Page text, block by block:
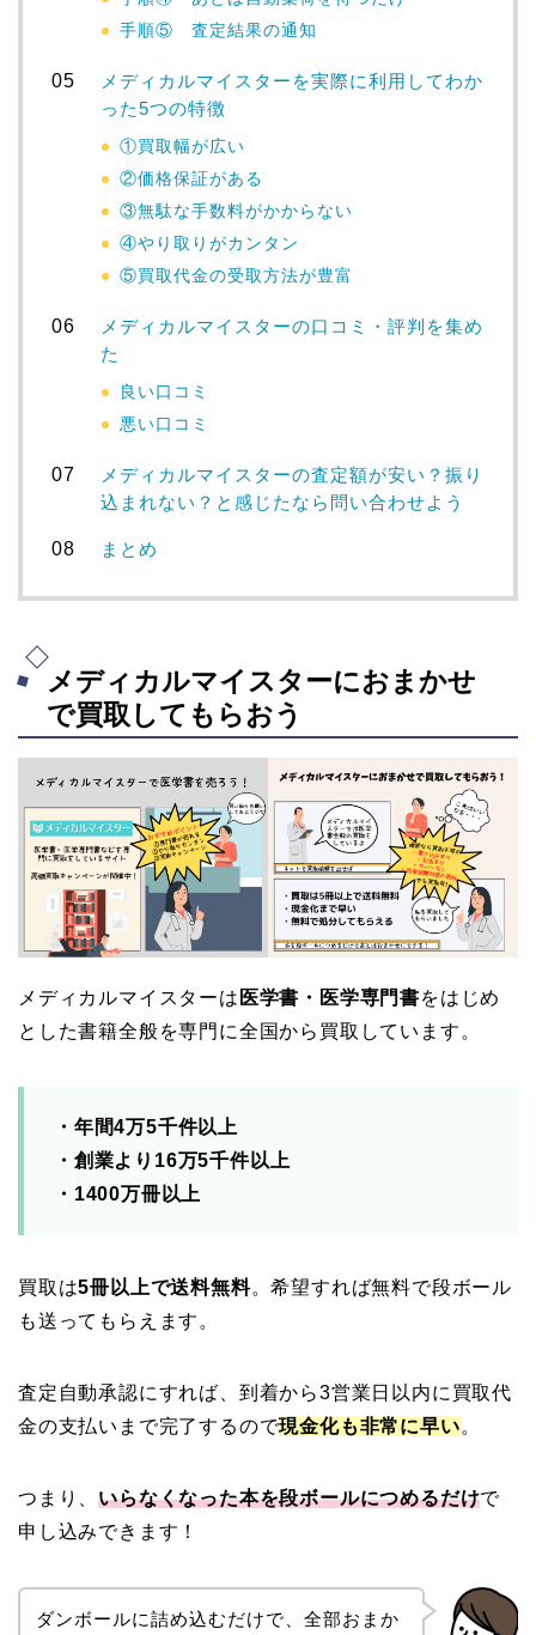
手順⑤ 査定結果の通知
メディカルマイスターを実際に利用してわか
った5つの特徴
①買取幅が広い
②価格保証がある
③無駄な手数料がかからない
④やり取りがカンタン
⑤買取代金の受取方法が豊富
メディカルマイスターの口コミ・評判を集め
た
良い口コミ
悪い口コミ
メディカルマイスターの査定額が安い？振り
込まれない？と感じたなら問い合わせよう
まとめ
メディカルマイスターにおまかせ
で買取してもらおう
メディカルマイスターは 医学書・医学専門書をはじめ
とした書籍全般を専門に全国から買取しています。
・年間4万5千件以上
・創業より16万5千件以上
・1400万冊以上
買取は5冊以上で送料無料。希望すれば無料で段ボール
も送ってもらえます。
査定自動承認にすれば、到着から3営業日以内に買取代
金の支払いまで完了するので現金化も非常に早い。
つまり、いらなくなった本を段ボールにつめるだけで
申し込みできます！
ダンボールに詰め込むだけで、全部おまか